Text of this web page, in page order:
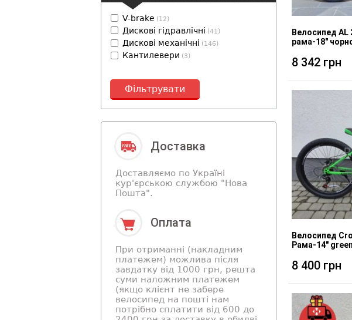
Велосипед AL
рама-18"
8 342 грн
Велосипед
Рама-14" green
8 400 грн
V-brake (12)
Дискові гідравлічні (41)
Дискові механічні (146)
Кантилевери (3)
Фільтрувати
Доставка
Доставляємо по Україні
кур'єрською службою "Нова
Пошта".
Оплата
При отриманні (накладним
платежем) можлива після
завдатку від 1000 грн, решта
суми наложним платежем
(якщо клієнт не забере
велосипед на пошті нам
потрібно сплатити від 600 до